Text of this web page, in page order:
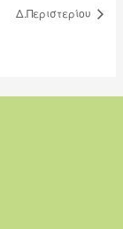
Δ.Περιστερίου